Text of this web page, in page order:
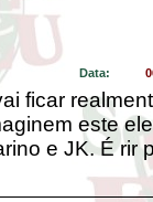
Data:
ficar
este
e JK. É rir